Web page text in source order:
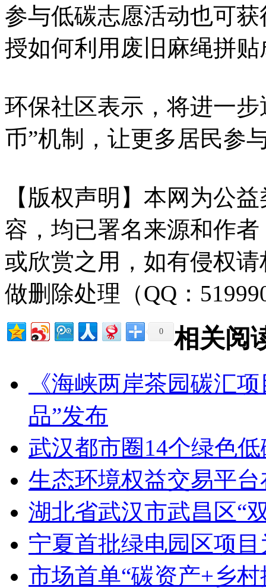
参与低碳志愿活动也可
授如何利用废旧麻绳拼
环保社区表示，将进一
币”机制，让更多居民参
【版权声明】本网为公
容，均已署名来源和作
或欣赏之用，如有侵权
做删除处理（QQ：
0 相关阅
《海峡两岸茶园碳汇
品”发布
武汉都市圈14个绿色
生态环境权益交易平
湖北省武汉市武昌区“
宁夏首批绿电园区项
市场首单“碳资产+乡